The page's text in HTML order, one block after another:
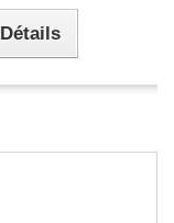
Détails